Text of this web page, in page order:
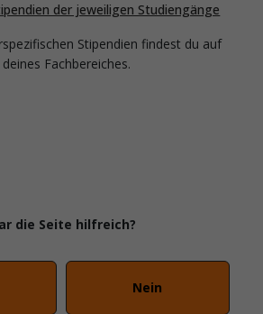
der jeweiligen Studiengänge
Stipendien findest du auf
Fachbereiches.
die Seite hilfreich?
Nein